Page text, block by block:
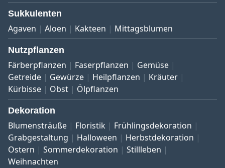
Sukkulenten
Agaven Aloen Kakteen Mittagsblumen
Nutzpflanzen
Färberpflanzen Faserpflanzen
Gemüse
Getreide
Gewürze Heilpflanzen
Kräuter
Kürbisse
Obst Ölpflanzen
Dekoration
Blumensträuße Floristik
Frühlingsdekoration
Grabgestaltung
Halloween
Herbstdekoration
Ostern
Sommerdekoration
Stillleben
Weihnachten